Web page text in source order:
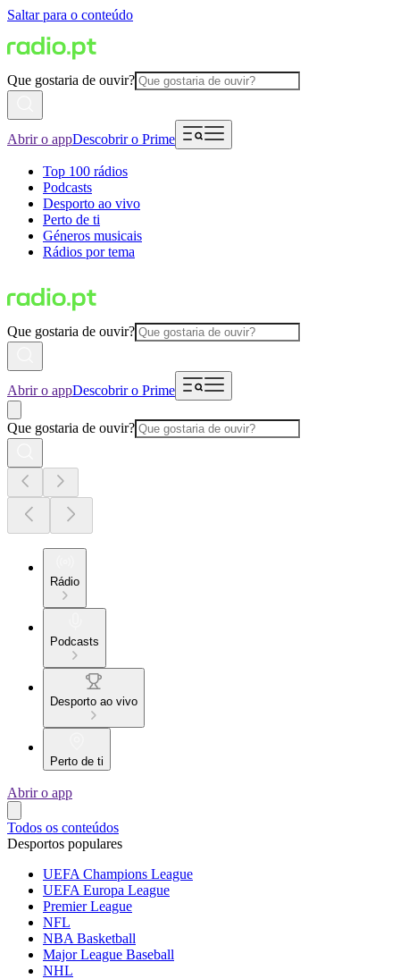
Saltar para o conteúdo
Que gostaria de ouvir?
Abrir o appDescobrir o Prime
Top 100 rádios
Podcasts
Desporto ao vivo
Perto de ti
Géneros musicais
Rádios por tema
Que gostaria de ouvir?
Abrir o appDescobrir o Prime
Que gostaria de ouvir?
Rádio
Podcasts
Desporto ao vivo
Perto de ti
Abrir o app
Todos os conteúdos
Desportos populares
UEFA Champions League
UEFA Europa League
Premier League
NFL
NBA Basketball
Major League Baseball
NHL